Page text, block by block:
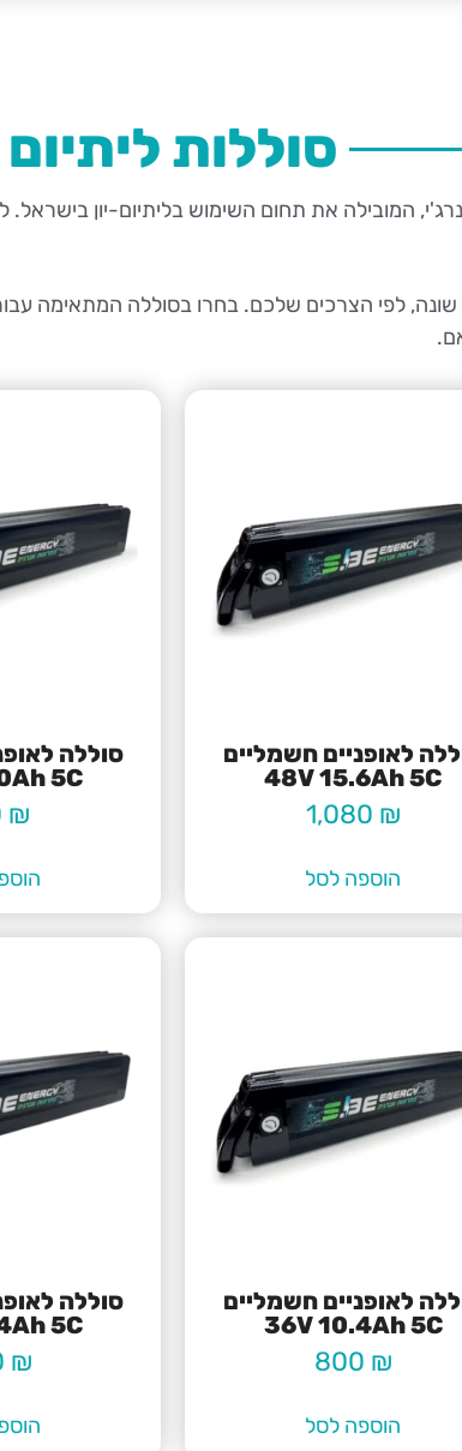
סוללות ליתיום
המובילה את תחום השימוש בליתיום-יון בישראל.
לפי הצרכים שלכם. בחרו בסוללה המתאימה
לאופניים חשמליים
48V 15.6Ah 5C
1,080 ₪
הוספה לסל
סוללה
5C
₪
לאופניים חשמליים
36V 10.4Ah 5C
800 ₪
הוספה לסל
סוללה
5C
₪